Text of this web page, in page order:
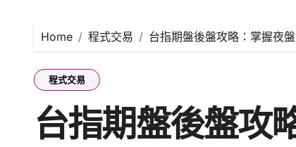
Home 程式交易 台指期盤後盤攻略：掌握夜
程式交易
台指期盤後盤攻